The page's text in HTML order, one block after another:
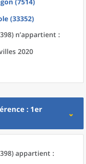
(33352)
n’appartient :
2020
: 1er
appartient :